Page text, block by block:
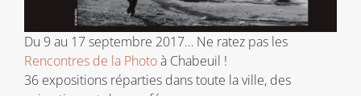
Du 9 au 17 septembre 2017… Ne ratez pas les
Rencontres de la Photoà Chabeuil !
36 expositions réparties dans toute la ville, des